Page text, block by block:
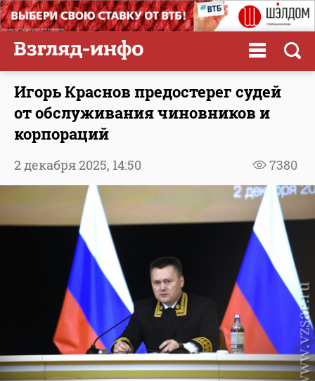
Игорь Краснов предостерег судей
от обслуживания чиновников и
корпораций
7380
2 декабря 2025, 14:50